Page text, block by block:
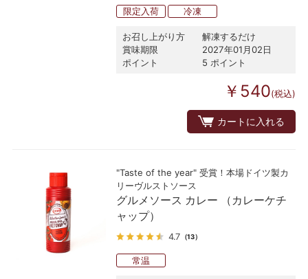
限定入荷 冷凍
お召し上がり方
解凍するだけ
賞味期限
2027年01月02日
ポイント
5 ポイント
￥540(税込)
カートに入れる
"Taste of the year" 受賞！本場ドイツ製カ
リーヴルストソース
グルメソース カレー （カレーケチ
ャップ）
4.7 （13）
常温